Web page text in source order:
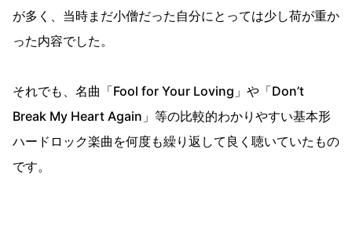
が多く、当時まだ小僧だった自分にとっては少し荷が重か
った内容でした。
それでも、名曲「Fool for Your Loving」や「Don’t
Break My Heart Again」等の比較的わかりやすい基本形
ハードロック楽曲を何度も繰り返して良く聴いていたもの
です。